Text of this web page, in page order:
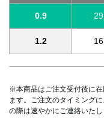
0.9
1.2
※本商品はご注文受付後に
ます。ご注文のタイミング
の際は速やかにご連絡いた